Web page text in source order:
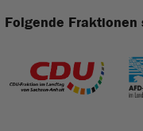
Folgende Fraktionen